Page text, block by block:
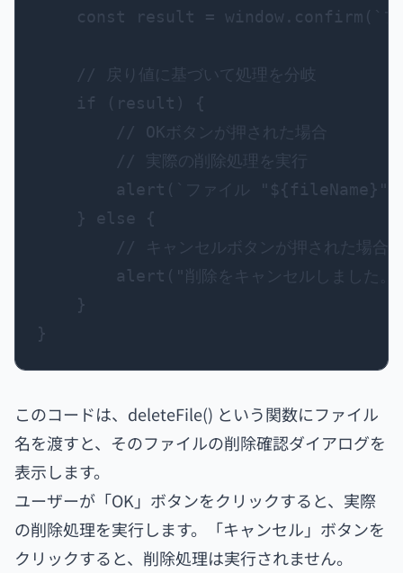
const result = window.confirm(`フ
    // 戻り値に基づいて処理を分岐
    if (result) {
        // OKボタンが押された場合
        // 実際の削除処理を実行
alert(`ファイル "${fileName}"
    } else {
        // キャンセルボタンが押された場合
alert("削除をキャンセルしました。
    }
}
このコードは、deleteFile() という関数にファイル
名を渡すと、そのファイルの削除確認ダイアログを
表示します。
ユーザーが「OK」ボタンをクリックすると、実際
の削除処理を実行します。「キャンセル」ボタンを
クリックすると、削除処理は実行されません。